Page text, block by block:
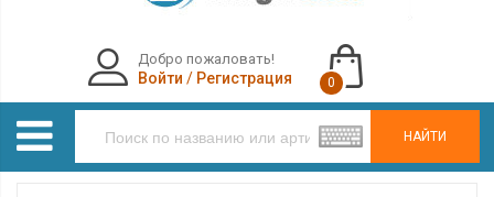
НАЙТИ
Добро пожаловать!
Войти / Регистрация 0